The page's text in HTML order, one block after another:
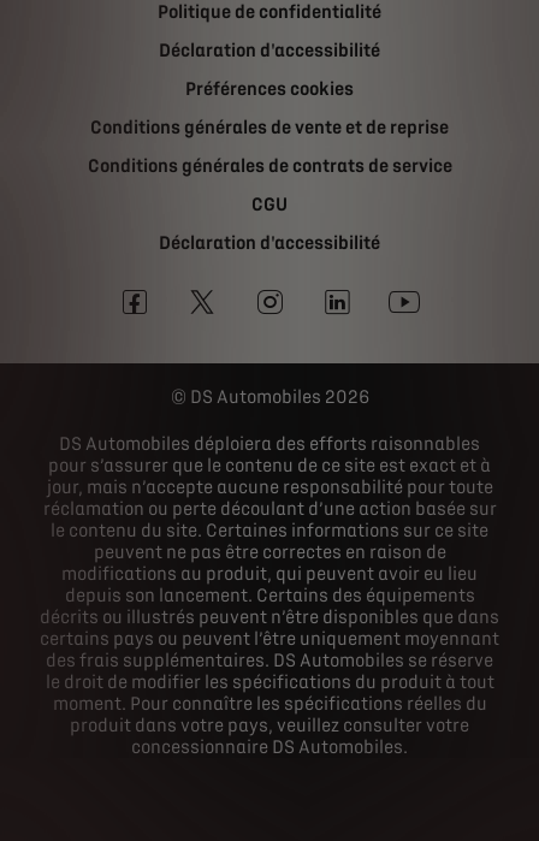
Politique de confidentialité
Déclaration d'accessibilité
Préférences cookies
Conditions générales de vente et de reprise
Conditions générales de contrats de service
CGU
Déclaration d'accessibilité
DS Automobiles 2026
DS Automobiles déploiera des efforts raisonnables
pour s’assurer que le contenu de ce site est exact et à
jour, mais n’accepte aucune responsabilité pour toute
réclamation ou perte découlant d’une action basée sur
le contenu du site. Certaines informations sur ce site
peuvent ne pas être correctes en raison de
modifications au produit, qui peuvent avoir eu lieu
depuis son lancement. Certains des équipements
décrits ou illustrés peuvent n’être disponibles que dans
certains pays ou peuvent l’être uniquement moyennant
des frais supplémentaires. DS Automobiles se réserve
le droit de modifier les spécifications du produit à tout
moment. Pour connaître les spécifications réelles du
produit dans votre pays, veuillez consulter votre
concessionnaire DS Automobiles.